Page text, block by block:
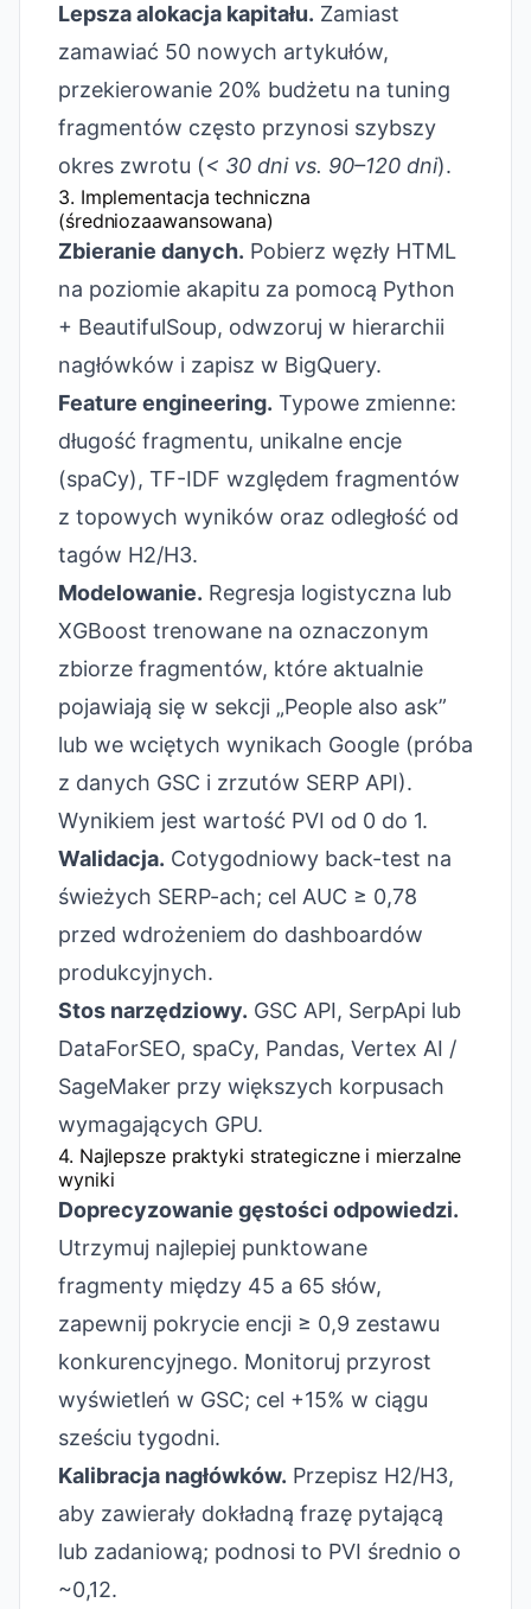
Lepsza alokacja kapitału. Zamiast
zamawiać 50 nowych artykułów,
przekierowanie 20% budżetu na tuning
fragmentów często przynosi szybszy
okres zwrotu (< 30 dni vs. 90–120 dni).
3. Implementacja techniczna
(średniozaawansowana)
Zbieranie danych. Pobierz węzły HTML
na poziomie akapitu za pomocą Python
+ BeautifulSoup, odwzoruj w hierarchii
nagłówków i zapisz w BigQuery.
Feature engineering. Typowe zmienne:
długość fragmentu, unikalne encje
(spaCy), TF-IDF względem fragmentów
z topowych wyników oraz odległość od
tagów H2/H3.
Modelowanie. Regresja logistyczna lub
XGBoost trenowane na oznaczonym
zbiorze fragmentów, które aktualnie
pojawiają się w sekcji „People also ask”
lub we wciętych wynikach Google (próba
z danych GSC i zrzutów SERP API).
Wynikiem jest wartość PVI od 0 do 1.
Walidacja. Cotygodniowy back-test na
świeżych SERP-ach; cel AUC ≥ 0,78
przed wdrożeniem do dashboardów
produkcyjnych.
Stos narzędziowy. GSC API, SerpApi lub
DataForSEO, spaCy, Pandas, Vertex AI /
SageMaker przy większych korpusach
wymagających GPU.
4. Najlepsze praktyki strategiczne i mierzalne
wyniki
Doprecyzowanie gęstości odpowiedzi.
Utrzymuj najlepiej punktowane
fragmenty między 45 a 65 słów,
zapewnij pokrycie encji ≥ 0,9 zestawu
konkurencyjnego. Monitoruj przyrost
wyświetleń w GSC; cel +15% w ciągu
sześciu tygodni.
Kalibracja nagłówków. Przepisz H2/H3,
aby zawierały dokładną frazę pytającą
lub zadaniową; podnosi to PVI średnio o
~0,12.